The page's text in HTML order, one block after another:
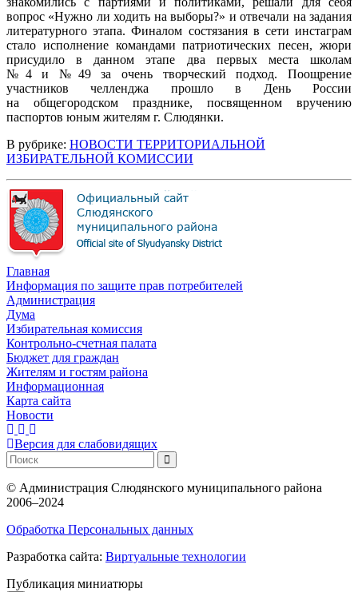
вопрос «Нужно ли ходить на выборы?» и отвечали на задания
литературного этапа. Финалом состязания в сети инстаграм
стало исполнение командами патриотических песен, жюри
присудило в данном этапе два первых места школам
№4 и №49 за очень творческий подход. Поощрение
участников челленджа прошло в День России
на общегородском празднике, посвященном вручению
паспортов юным жителям г. Слюдянки.
В рубрике: НОВОСТИ ТЕРРИТОРИАЛЬНОЙ
ИЗБИРАТЕЛЬНОЙ КОМИССИИ
Главная
Информация по защите прав потребителей
Администрация
Дума
Избирательная комиссия
Контрольно-счетная палата
Бюджет для граждан
Жителям и гостям района
Информационная
Карта сайта
Новости
Версия для слабовидящих
© Администрация Слюдянского муниципального района
2006–2024
Обработка Персональных данных
Разработка сайта: Виртуальные технологии
Публикация миниатюры